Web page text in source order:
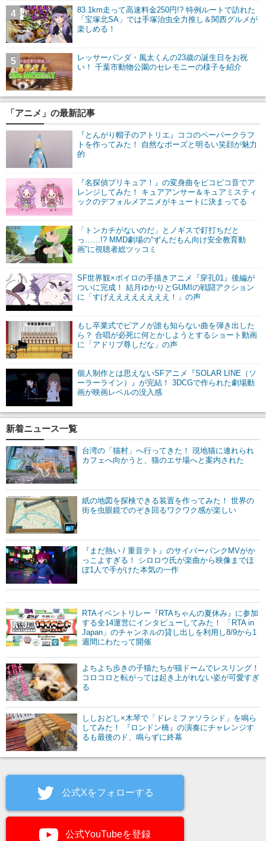
83.1km走って高速料金250円!? 特例ルートで訪れた
「宝塚北SA」では手塚治虫全力推し＆関西グルメが
楽しめる！
4
レッサーパンダ・風太くんの23歳の誕生日をお祝
い！ 千葉市動物公園のセレモニーの様子を紹介
5
「アニメ」の最新記事
『とんがり帽子のアトリエ』ココのペーパークラフ
トを作ってみた！ 自然なポーズと明るい笑顔が魅力
的
『名探偵プリキュア！』の変身曲をピコピコ音でア
レンジしてみた！ キュアアンサー＆キュアミスティ
ックのデフォルメアニメがキュートに決まってる
「トンカチがないのだ」とノギスで釘打ちだと
っ……!? MMD劇場の“ずんだもん向け安全教育動
画”に視聴者総ツッコミ
SF世界観×ボイロの手描きアニメ『穿孔01』後編が
ついに完成！ 結月ゆかりとGUMIの戦闘アクション
に「すげええええええええ！」の声
もし卒業式でピアノが誰も知らない曲を弾き出した
ら？ 合唱が必死に何とかしようとするショート動画
に「アドリブ尊しだな」の声
個人制作とは思えないSFアニメ『SOLAR LINE（ソ
ーラーライン）』が完結！ 3DCGで作られた劇場動
画が映画レベルの没入感
新着ニュース一覧
台湾の「猫村」へ行ってきた！ 現地猫に連れられ
カフェへ向かうと、猫のエサ場へと案内された
紙の地図を探検できる装置を作ってみた！ 世界の
街を虫眼鏡でのぞき回るワクワク感が楽しい
『まだ熱い / 重音テト』のサイバーパンクMVがか
っこよすぎる！ シロロウ氏が楽曲から映像までほ
ぼ1人で手がけた本気の一作
RTAイベントリレー『RTAちゃんの夏休み』に参加
する全14運営にインタビューしてみた！ 「RTA in
Japan」のチャンネルの貸し出しを利用し8/9から1
週間にわたって開催
よちよち歩きの子猫たちが猫ドームでレスリング！
コロコロと転がっては起き上がれない姿が可愛すぎ
る
ししおどし×木琴で「ドレミファソラシド」を鳴ら
してみた！ 『ロンドン橋』の演奏にチャレンジす
るも最後のド、鳴らずに終幕
公式Xをフォローする
公式YouTubeを登録